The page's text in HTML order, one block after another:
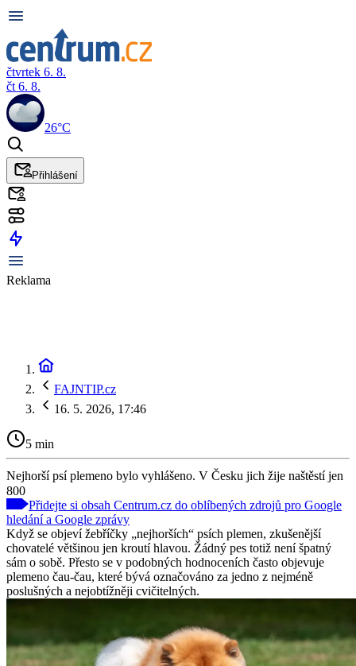
čtvrtek 6. 8.
čt 6. 8.
26°C
Přihlášení
Reklama
FAJNTIP.cz
16. 5. 2026, 17:46
5 min
Nejhorší psí plemeno bylo vyhlášeno. V Česku jich žije naštěstí jen
800
Přidejte si obsah Centrum.cz do oblíbených zdrojů pro Google
hledání a Google zprávy
Když se objeví žebříčky „nejhorších“ psích plemen, zkušenější
chovatelé většinou jen kroutí hlavou. Žádný pes totiž není špatný
sám o sobě. Přesto se v podobných hodnoceních často objevuje
plemeno čau-čau, které bývá označováno za jedno z nejméně
poslušných a nejobtížněji cvičitelných.